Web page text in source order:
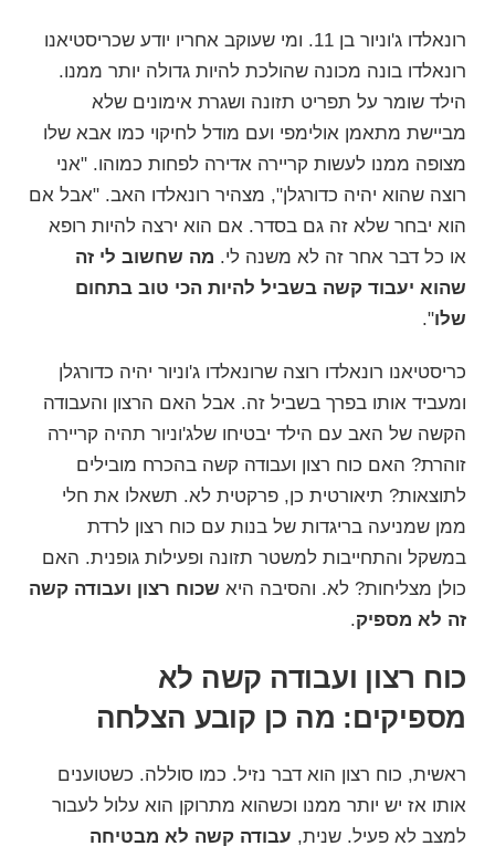
רונאלדו ג'וניור בן 11. ומי שעוקב אחריו יודע שכריסטיאנו
רונאלדו בונה מכונה שהולכת להיות גדולה יותר ממנו.
הילד שומר על תפריט תזונה ושגרת אימונים שלא
מביישת מתאמן אולימפי ועם מודל לחיקוי כמו אבא שלו
מצופה ממנו לעשות קריירה אדירה לפחות כמוהו. "אני
רוצה שהוא יהיה כדורגלן", מצהיר רונאלדו האב. "אבל אם
הוא יבחר שלא זה גם בסדר. אם הוא ירצה להיות רופא
או כל דבר אחר זה לא משנה לי. מה שחשוב לי זה
שהוא יעבוד קשה בשביל להיות הכי טוב בתחום
שלו".
כריסטיאנו רונאלדו רוצה שרונאלדו ג'וניור יהיה כדורגלן
ומעביד אותו בפרך בשביל זה. אבל האם הרצון והעבודה
הקשה של האב עם הילד יבטיחו שלג'וניור תהיה קריירה
זוהרת? האם כוח רצון ועבודה קשה בהכרח מובילים
לתוצאות? תיאורטית כן, פרקטית לא. תשאלו את חלי
ממן שמניעה בריגדות של בנות עם כוח רצון לרדת
במשקל והתחייבות למשטר תזונה ופעילות גופנית. האם
כולן מצליחות? לא. והסיבה היא שכוח רצון ועבודה קשה
זה לא מספיק.
כוח רצון ועבודה קשה לא
מספיקים: מה כן קובע הצלחה
ראשית, כוח רצון הוא דבר נזיל. כמו סוללה. כשטוענים
אותו אז יש יותר ממנו וכשהוא מתרוקן הוא עלול לעבור
למצב לא פעיל. שנית, עבודה קשה לא מבטיחה